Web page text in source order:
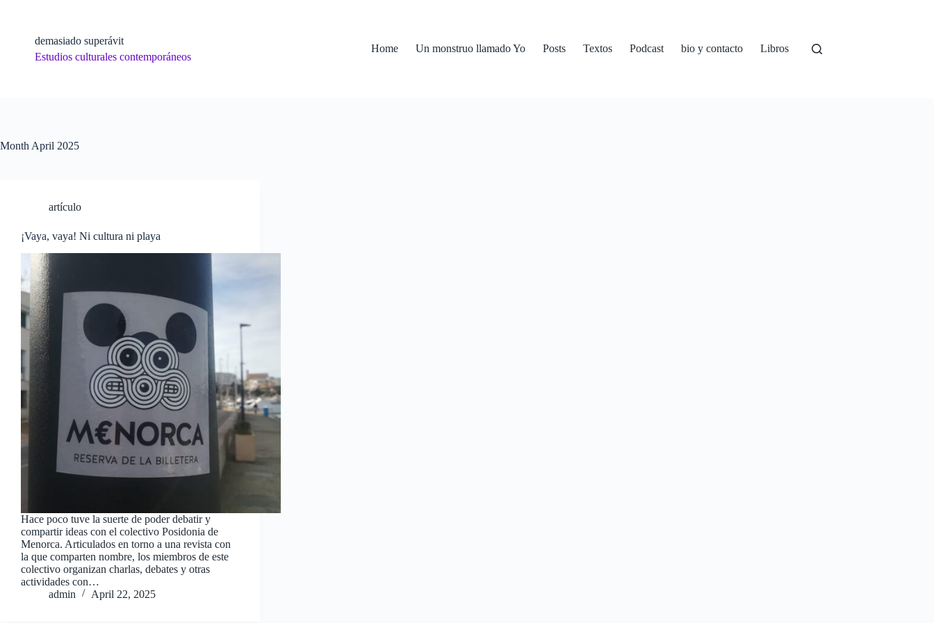
demasiado superávit
Estudios culturales contemporáneos
Home Un monstruo llamado Yo Posts Textos Podcast bio y contacto Libros
Month April 2025
artículo
¡Vaya, vaya! Ni cultura ni playa
Hace poco tuve la suerte de poder debatir y
compartir ideas con el colectivo Posidonia de
Menorca. Articulados en torno a una revista con
la que comparten nombre, los miembros de este
colectivo organizan charlas, debates y otras
actividades con…
admin
April 22, 2025